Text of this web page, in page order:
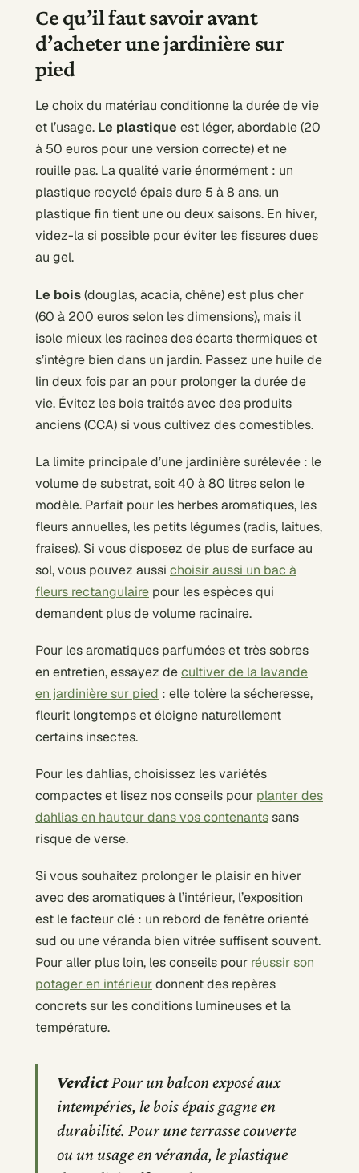
Ce qu’il faut savoir avant
d’acheter une jardinière sur
pied
Le choix du matériau conditionne la durée de vie
et l’usage. Le plastique est léger, abordable (20
à 50 euros pour une version correcte) et ne
rouille pas. La qualité varie énormément : un
plastique recyclé épais dure 5 à 8 ans, un
plastique fin tient une ou deux saisons. En hiver,
videz-la si possible pour éviter les fissures dues
au gel.
Le bois(douglas, acacia, chêne) est plus cher
(60 à 200 euros selon les dimensions), mais il
isole mieux les racines des écarts thermiques et
s’intègre bien dans un jardin. Passez une huile de
lin deux fois par an pour prolonger la durée de
vie. Évitez les bois traités avec des produits
anciens (CCA) si vous cultivez des comestibles.
La limite principale d’une jardinière surélevée : le
volume de substrat, soit 40 à 80 litres selon le
modèle. Parfait pour les herbes aromatiques, les
fleurs annuelles, les petits légumes (radis, laitues,
fraises). Si vous disposez de plus de surface au
sol, vous pouvez aussi choisir aussi un bac à
fleurs rectangulaire pour les espèces qui
demandent plus de volume racinaire.
Pour les aromatiques parfumées et très sobres
en entretien, essayez decultiver de la lavande
en jardinière sur pied : elle tolère la sécheresse,
fleurit longtemps et éloigne naturellement
certains insectes.
Pour les dahlias, choisissez les variétés
compactes et lisez nos conseils pour planter des
dahlias en hauteur dans vos contenantssans
risque de verse.
Si vous souhaitez prolonger le plaisir en hiver
avec des aromatiques à l’intérieur, l’exposition
est le facteur clé : un rebord de fenêtre orienté
sud ou une véranda bien vitrée suffisent souvent.
Pour aller plus loin, les conseils pour réussir son
potager en intérieurdonnent des repères
concrets sur les conditions lumineuses et la
température.
VerdictPour un balcon exposé aux
intempéries, le bois épais gagne en
durabilité. Pour une terrasse couverte
ou un usage en véranda, le plastique